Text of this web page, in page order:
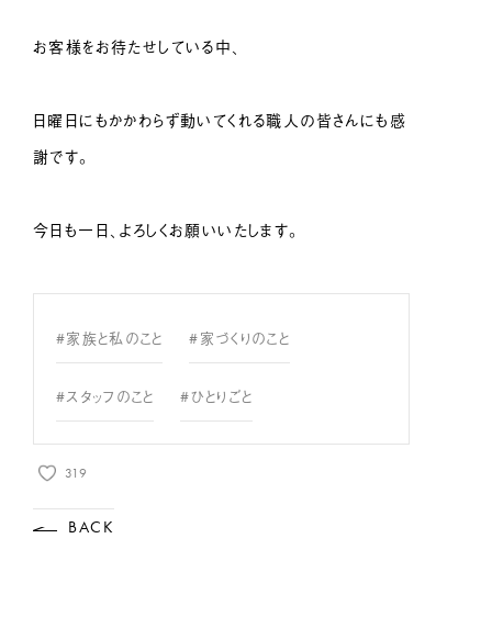
お客様をお待たせしている中、
日曜日にもかかわらず動いてくれる職人の皆さんにも感
謝です。
今日も一日、よろしくお願いいたします。
#家族と私のこと #家づくりのこと
#スタッフのこと #ひとりごと
319
BACK